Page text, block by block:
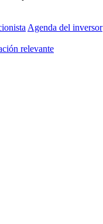
Agenda del inversor
relevante